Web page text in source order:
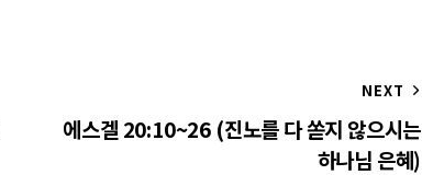
NEXT
에스겔 20:10~26 (진노를 다 쏟지 않으시는
하나님 은혜)